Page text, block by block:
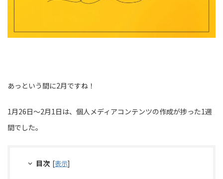
あっという間に2月ですね！
1月26日～2月1日は、個人メディアコンテンツの作成が捗った1週
間でした。
目次 [表示]